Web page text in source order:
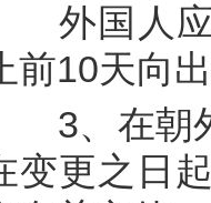
外国人应
前10天向
3、在朝外
变更之日